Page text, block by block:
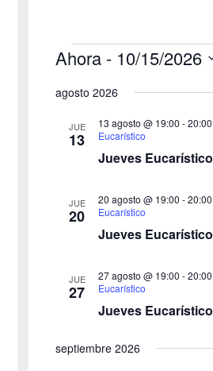
Eventos
Ahora - 10/15/2026
la
agosto 2026
JUE
13
Jueves Eucarístico
13 agosto @ 19:00 -20:00
Eucarístico
JUE
20
Jueves Eucarístico
20 agosto @ 19:00 -20:00
Eucarístico
JUE
27
Jueves Eucarístico
27 agosto @ 19:00 -20:00
Eucarístico
septiembre 2026